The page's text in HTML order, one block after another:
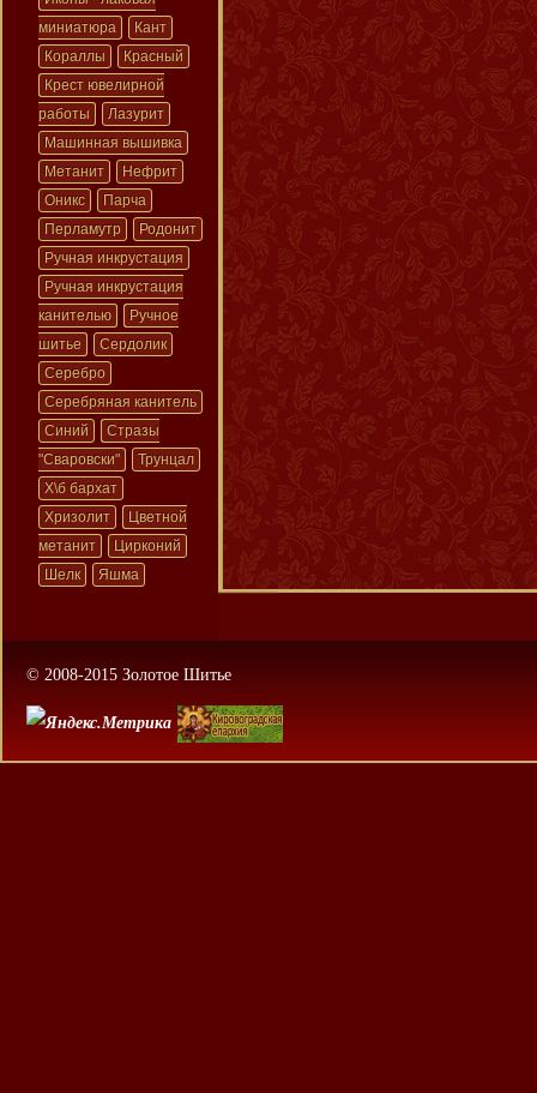
миниатюра
Кант
Кораллы
Красный
Крест ювелирной
работы
Лазурит
Машинная вышивка
Метанит
Нефрит
Оникс
Парча
Перламутр
Родонит
Ручная инкрустация
Ручная инкрустация
канителью
Ручное
шитье
Сердолик
Серебро
Серебряная канитель
Синий
Стразы
"Сваровски"
Трунцал
Х\б бархат
Хризолит
Цветной
метанит
Цирконий
Шелк
Яшма
© 2008-2015 Золотое Шитье